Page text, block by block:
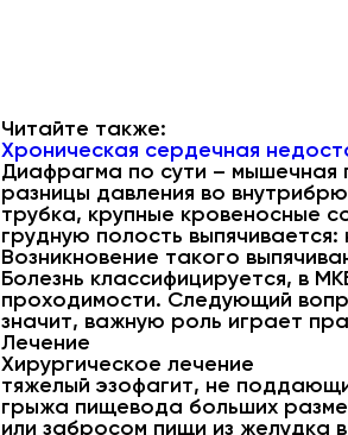
Читайте также:
Хроническая сердечная
Диафрагма по сути – мышечная
разницы давления во
трубка, крупные кровеносные
грудную полость
Возникновение такого
Болезнь классифицируется, в
проходимости. Следующий
значит, важную роль играет
Лечение
Хирургическое лечение
тяжелый эзофагит, не
грыжа пищевода больших
или забросом пищи из желудка